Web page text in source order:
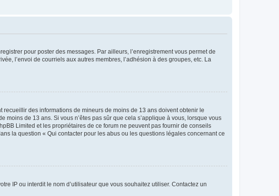
pour poster des messages. Par ailleurs, l’enregistrement vous permet de
l’envoi de courriels aux autres membres, l’adhésion à des groupes, etc. La
des informations de mineurs de moins de 13 ans doivent obtenir le
de 13 ans. Si vous n’êtes pas sûr que cela s’applique à vous, lorsque vous
Limited et les propriétaires de ce forum ne peuvent pas fournir de conseils
la question « Qui contacter pour les abus ou les questions légales concernant ce
IP ou interdit le nom d’utilisateur que vous souhaitez utiliser. Contactez un